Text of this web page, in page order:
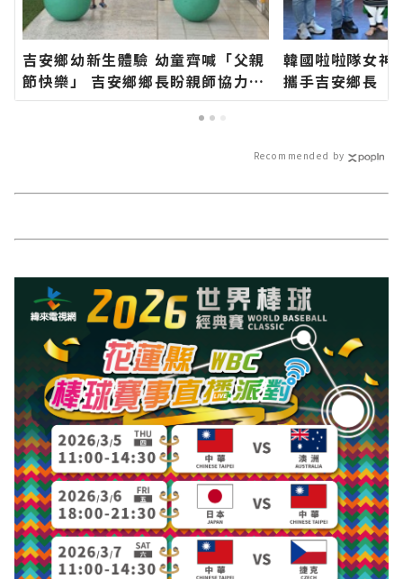
吉安鄉幼新生體驗 幼童齊喊「父親
節快樂」 吉安鄉鄉長盼親師協力陪
伴孩子快樂成長學習∣花蓮新聞網
官方網站各類新聞－最快速的今日
韓國啦啦隊女神
攜手吉安鄉長
加「山海共鳴•
導 最新的在地
Recommended by